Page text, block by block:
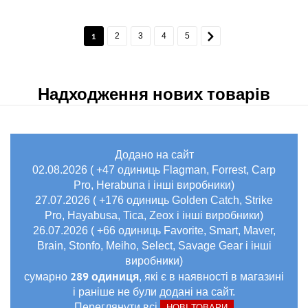
1 2 3 4 5
Надходження нових товарів
Додано на сайт
02.08.2026 ( +47 одиниць Flagman, Forrest, Carp
Pro, Herabuna і інші виробники)
27.07.2026 ( +176 одиниць Golden Catch, Strike
Pro, Hayabusa, Tica, Zeox і інші виробники)
26.07.2026 ( +66 одиниць Favorite, Smart, Maver,
Brain, Stonfo, Meiho, Select, Savage Gear і інші
виробники)
сумарно 289 одиниця, які є в наявності в магазині
і раніше не були додані на сайт.